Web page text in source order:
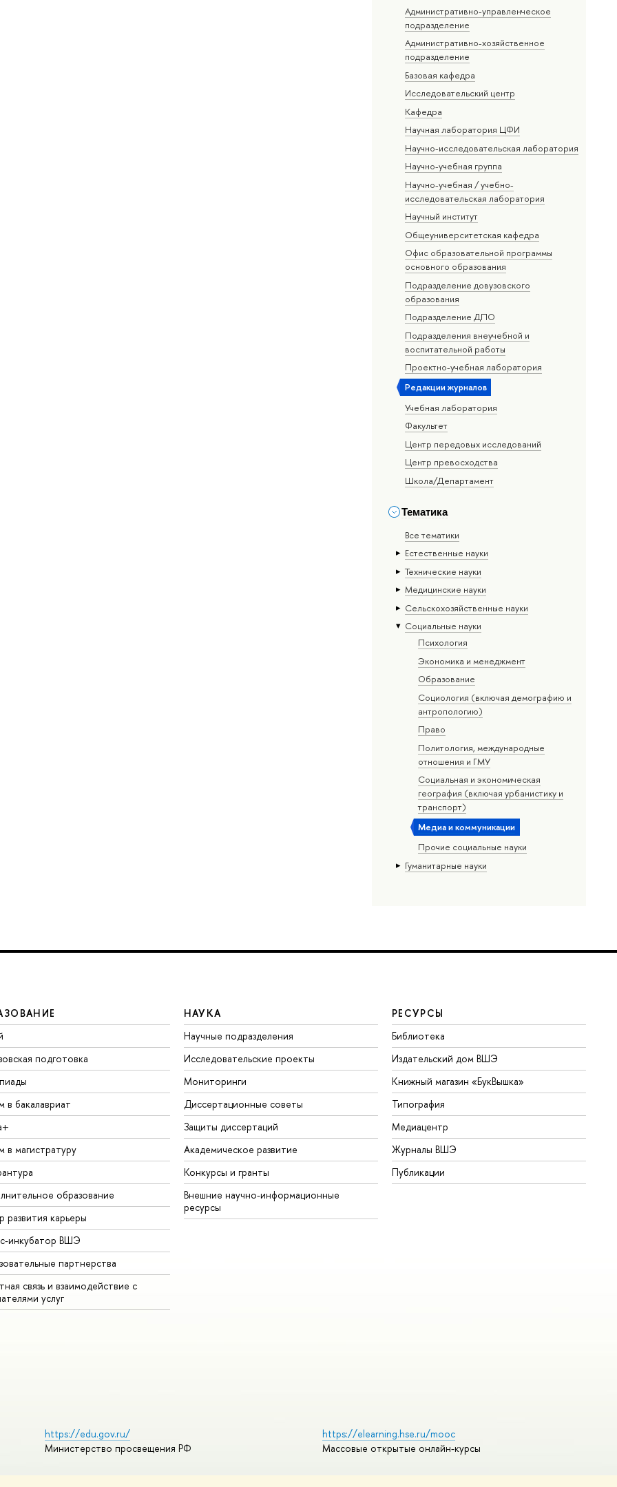
Административно-управленческое
подразделение
Административно-хозяйственное
подразделение
Базовая кафедра
Исследовательский центр
Кафедра
Научная лаборатория ЦФИ
Научно-исследовательская лаборатория
Научно-учебная группа
Научно-учебная / учебно-
исследовательская лаборатория
Научный институт
Общеуниверситетская кафедра
Офис образовательной программы
основного образования
Подразделение довузовского
образования
Подразделение ДПО
Подразделения внеучебной и
воспитательной работы
Проектно-учебная лаборатория
Редакции журналов
Учебная лаборатория
Факультет
Центр передовых исследований
Центр превосходства
Школа/Департамент
Тематика
Все тематики
Естественные науки
Тех­ничес­кие науки
Медицинские науки
Сельскохозяйственные науки
Социальные науки
Психология
Экономика и менеджмент
Образование
Социология (включая демографию и
антропологию)
Право
Политология, международные
отношения и ГМУ
Социальная и экономическая
география (включая урбанистику и
транспорт)
Медиа и коммуникации
Прочие социальные науки
Гуманитарные науки
подготовка
в бакалавриат
в магистратуру
образование
развития карьеры
инкубатор ВШЭ
партнерства
связь и взаимодействие с
услуг
НАУКА
Научные подразделения
Исследовательские проекты
Мониторинги
Диссертационные советы
Защиты диссертаций
Академическое развитие
Конкурсы и гранты
Внешние научно-информационные
ресурсы
РЕСУРСЫ
Библиотека
Издательский дом ВШЭ
Книжный магазин «БукВышка»
Типография
Медиацентр
Журналы ВШЭ
Публикации
https://edu.gov.ru/
Министерство просвещения РФ
https://elearning.hse.ru/mooc
Массовые открытые онлайн-курсы